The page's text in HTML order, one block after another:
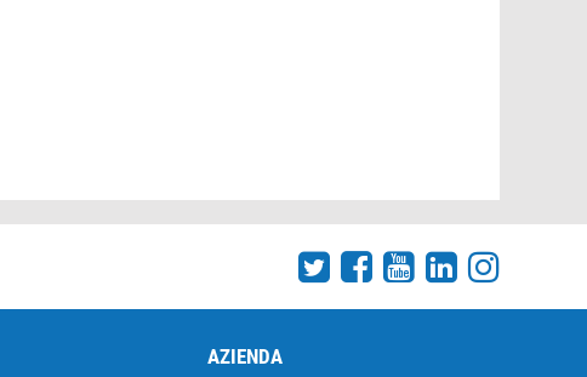
AZIENDA